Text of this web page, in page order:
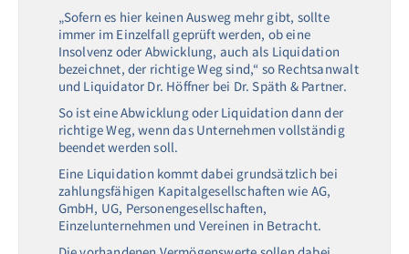
„Sofern es hier keinen Ausweg mehr gibt, sollte
immer im Einzelfall geprüft werden, ob eine
Insolvenz oder Abwicklung, auch als Liquidation
bezeichnet, der richtige Weg sind,“ so Rechtsanwalt
und Liquidator Dr. Höffner bei Dr. Späth & Partner.
So ist eine Abwicklung oder Liquidation dann der
richtige Weg, wenn das Unternehmen vollständig
beendet werden soll.
Eine Liquidation kommt dabei grundsätzlich bei
zahlungsfähigen Kapitalgesellschaften wie AG,
GmbH, UG, Personengesellschaften,
Einzelunternehmen und Vereinen in Betracht.